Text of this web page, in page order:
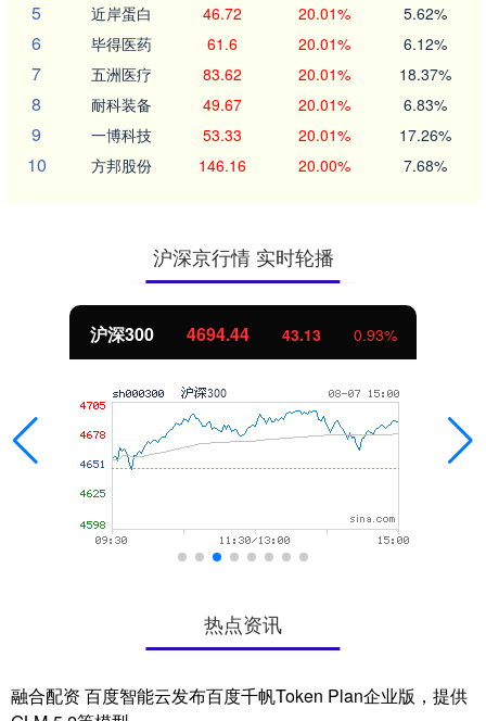
5 近岸蛋白 46.72 20.01% 5.62%
6 毕得医药 61.6 20.01% 6.12%
7 五洲医疗 83.62 20.01% 18.37%
8 耐科装备 49.67 20.01% 6.83%
9 一博科技 53.33 20.01% 17.26%
10 方邦股份 146.16 20.00% 7.68%
沪深京行情 实时轮播
沪深300 4694.44 43.13 0.93%
热点资讯
融合配资 百度智能云发布百度千帆Token Plan企业版，提供